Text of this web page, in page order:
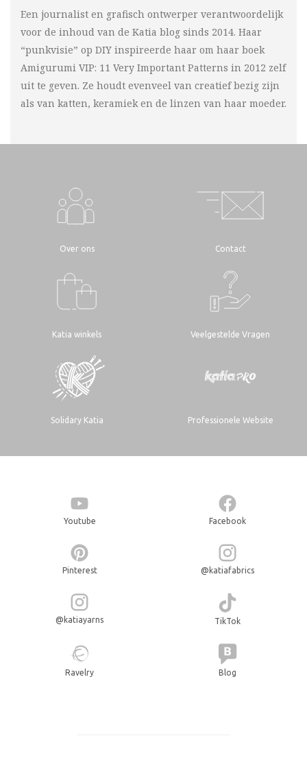
Een journalist en grafisch ontwerper verantwoordelijk
voor de inhoud van de Katia blog sinds 2014. Haar
“punkvisie” op DIY inspireerde haar om haar boek
Amigurumi VIP: 11 Very Important Patterns in 2012 zelf
uit te geven. Ze houdt evenveel van creatief bezig zijn
als van katten, keramiek en de linzen van haar moeder.
Over ons Contact
Katia winkels Veelgestelde Vragen
Solidary Katia Professionele Website
Youtube Facebook
Pinterest @katiafabrics
@katiayarns TikTok
Ravelry Blog